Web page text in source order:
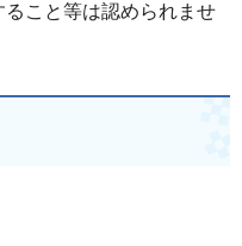
こと等は認められませ